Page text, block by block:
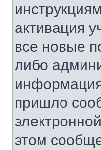
активация
все новые
либо
пришло
этом